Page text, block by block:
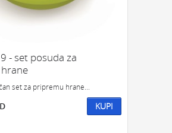
- set posuda za
set za pripremu hrane...
KUPI